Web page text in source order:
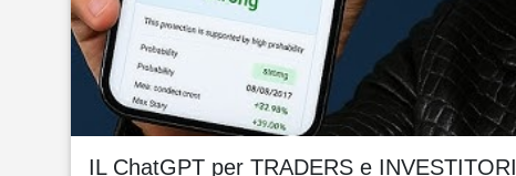
IL ChatGPT per TRADERS e INVESTITORI